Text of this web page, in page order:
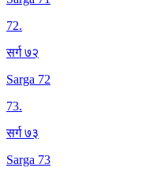
72.
सर्ग ७२
Sarga 72
73.
सर्ग ७३
Sarga 73